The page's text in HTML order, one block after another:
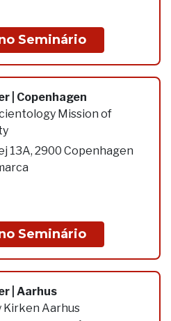
Seminário
| Copenhagen
Mission of
13A, 2900 Copenhagen
Seminário
| Aarhus
Kirken Aarhus